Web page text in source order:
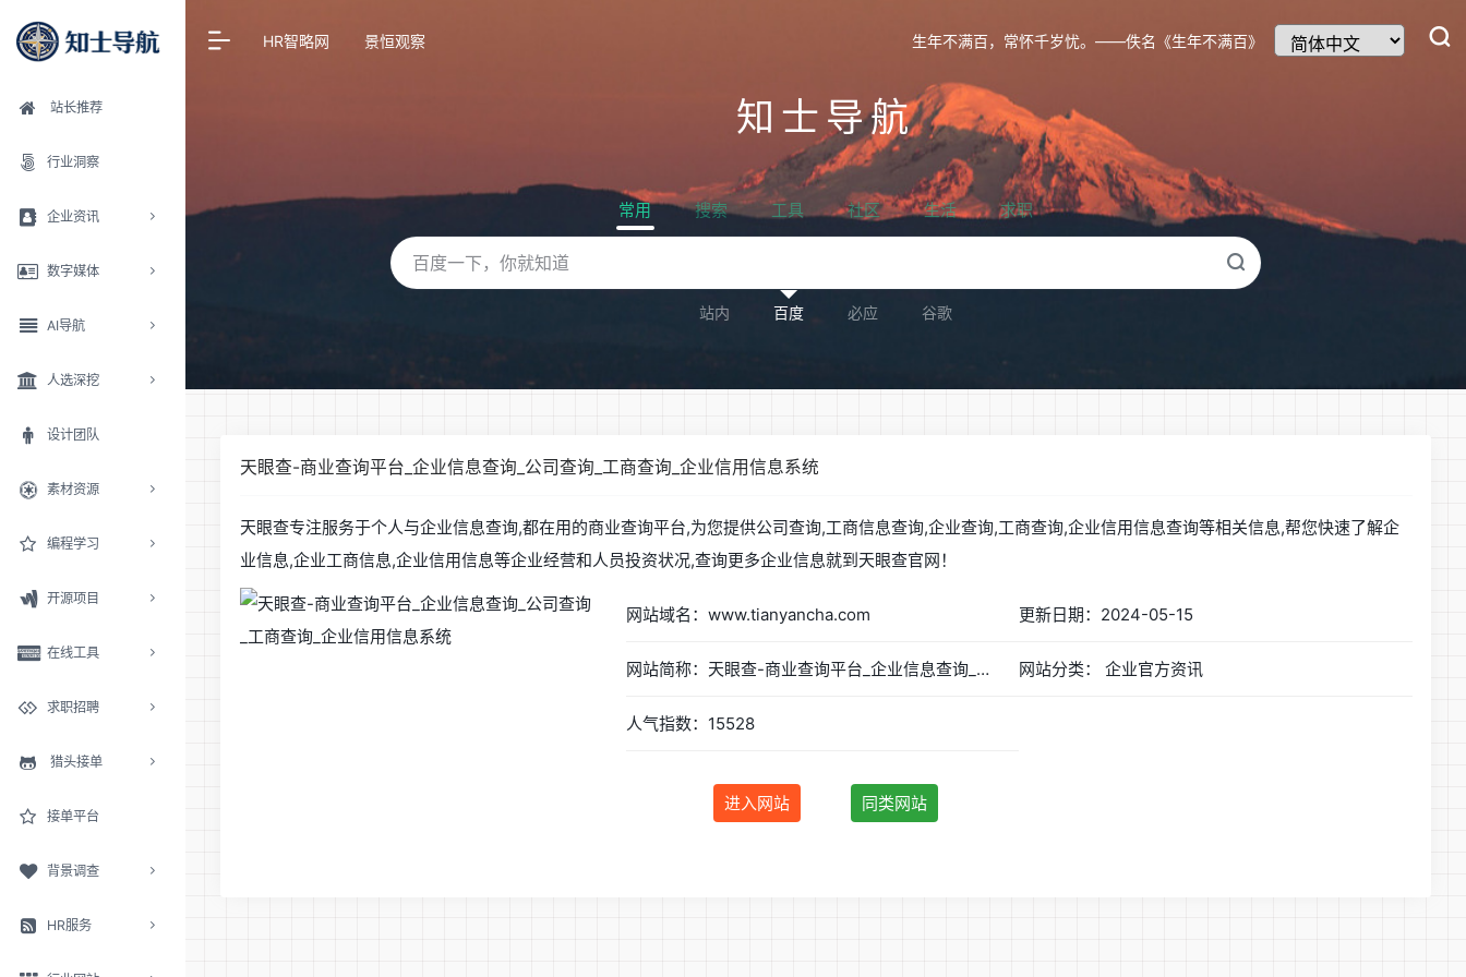
站长推荐
行业洞察
企业资讯
数字媒体
AI导航
人选深挖
设计团队
素材资源
编程学习
开源项目
在线工具
求职招聘
猎头接单
接单平台
背景调查
HR服务
HR智略网 景恒观察 生年不满百，常怀千岁忧。——佚名《生年不满百》
知士导航
常用 搜索 工具 社区 生活 求职
站内 百度 必应 谷歌
天眼查-商业查询平台_企业信息查询_公司查询_工商查询_企业信用信息系统
天眼查专注服务于个人与企业信息查询,都在用的商业查询平台,为您提供公司查询,工商信息查询,企业查询,工商查询,企业信用信息查询等相关信息,帮您快速了解企
业信息,企业工商信息,企业信用信息等企业经营和人员投资状况,查询更多企业信息就到天眼查官网！
网站域名：www.tianyancha.com 更新日期：2024-05-15
网站简称：天眼查-商业查询平台_企业信息查询_公司查询_工商查询_企业信用信息系统 网站分类： 企业官方资讯
人气指数：15528
进入网站 同类网站